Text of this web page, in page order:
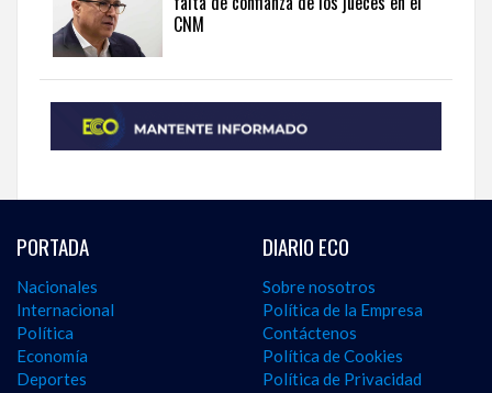
CNM
PORTADA
Nacionales
Internacional
Política
Economía
Deportes
DIARIO ECO
Sobre nosotros
Política de la Empresa
Contáctenos
Política de Cookies
Política de Privacidad